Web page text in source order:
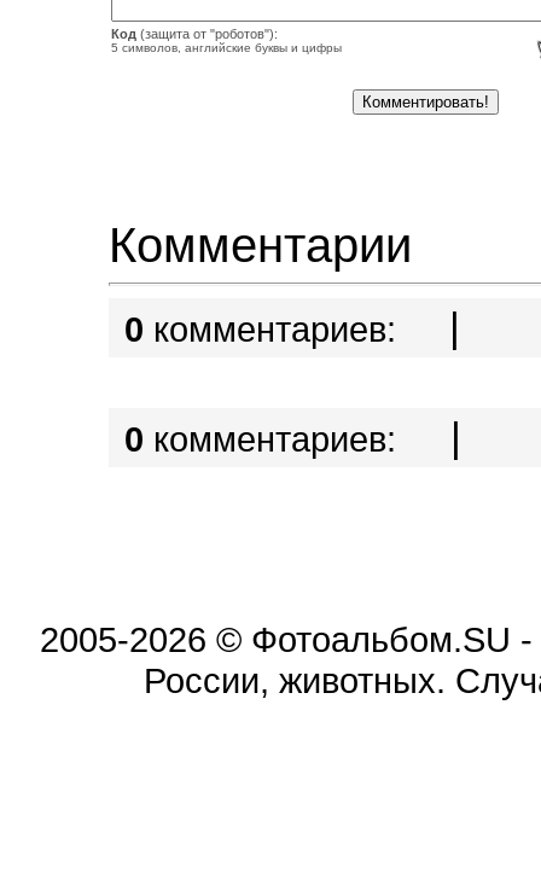
Код (защита от "роботов"):
5 символов, английские буквы и цифры
Комментарии
0 комментариев: |
0 комментариев: |
2005-2026 © Фотоальбом.SU -
России, животных.